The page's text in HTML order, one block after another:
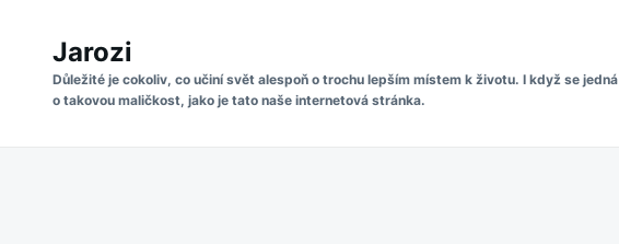
content
for:
Jarozi
Důležité je cokoliv, co učiní svět alespoň o trochu lepším místem k životu. I když se jedná
o takovou maličkost, jako je tato naše internetová stránka.